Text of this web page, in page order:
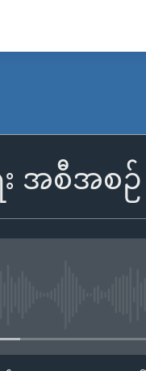
စီအစဉ်